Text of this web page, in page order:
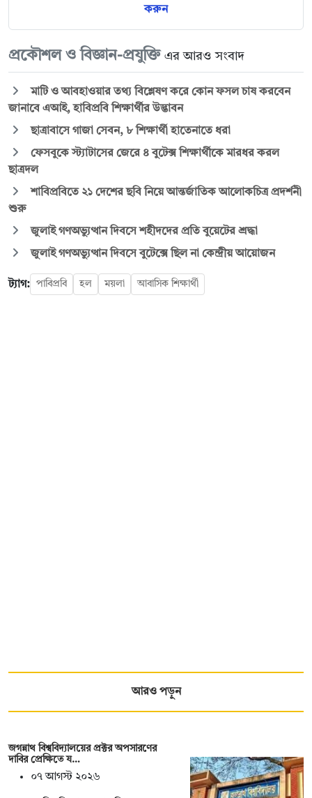
করুন
প্রকৌশল ও বিজ্ঞান-প্রযুক্তি এর আরও সংবাদ
মাটি ও আবহাওয়ার তথ্য বিশ্লেষণ করে কোন ফসল চাষ করবেন
জানাবে এআই, হাবিপ্রবি শিক্ষার্থীর উদ্ভাবন
ছাত্রাবাসে গাজা সেবন, ৮ শিক্ষার্থী হাতেনাতে ধরা
ফেসবুকে স্ট্যাটাসের জেরে ৪ বুটেক্স শিক্ষার্থীকে মারধর করল
ছাত্রদল
শাবিপ্রবিতে ২১ দেশের ছবি নিয়ে আন্তর্জাতিক আলোকচিত্র প্রদর্শনী
শুরু
জুলাই গণঅভ্যুত্থান দিবসে শহীদদের প্রতি বুয়েটের শ্রদ্ধা
জুলাই গণঅভ্যুত্থান দিবসে বুটেক্সে ছিল না কেন্দ্রীয় আয়োজন
ট্যাগ: পাবিপ্রবি হল ময়লা আবাসিক শিক্ষার্থী
আরও পড়ুন
জগন্নাথ বিশ্ববিদ্যালয়ের প্রক্টর অপসারণের
দাবির প্রেক্ষিতে য…
০৭ আগস্ট ২০২৬